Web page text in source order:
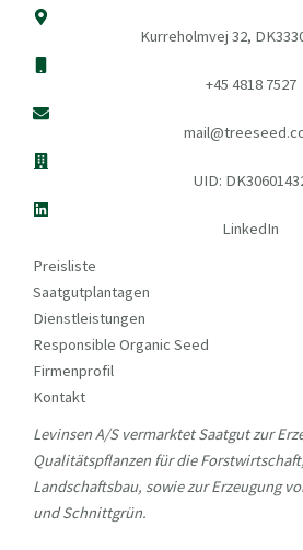
Kurreholmvej 32,
+45 4818 7527
UID:
LinkedIn
Preisliste
Saatgutplantagen
Dienstleistungen
Responsible Organic Seed
Firmenprofil
Kontakt
Levinsen A/S vermarktet Saatgut zur
Qualitätspflanzen für die
Landschaftsbau, sowie zur Erzeugung
und Schnittgrün.